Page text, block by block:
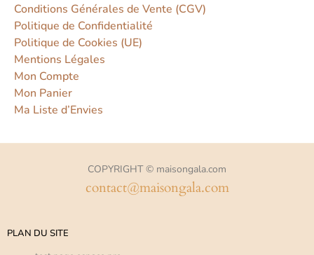
Conditions Générales de Vente (CGV)
Politique de Confidentialité
Politique de Cookies (UE)
Mentions Légales
Mon Compte
Mon Panier
Ma Liste d’Envies
COPYRIGHT © maisongala.com
contact@maisongala.com
PLAN DU SITE